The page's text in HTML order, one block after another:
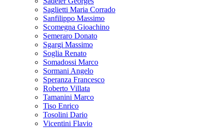
Saglietti Maria Corrado
Sanfilippo Massimo
Scomegna Gioachino
Semeraro Donato
Sgargi Massimo
Soglia Renato
Somadossi Marco
Sormani Angelo
Speranza Francesco
Roberto Villata
Tamanini Marco
Tiso Enrico
Tosolini Dario
Vicentini Flavio